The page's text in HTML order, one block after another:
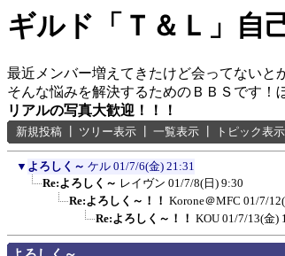
ギルド「Ｔ＆Ｌ」自
最近メンバー増えてきたけど会ってないと
そんな悩みを解決するためのＢＢＳです！
リアルの写真大歓迎！！！
新規投稿 ツリー表示 一覧表示 トピック表示
▼ よろしく～ ケル 01/7/6(金) 21:31
Re:よろしく～ レイヴン 01/7/8(日) 9:30
Re:よろしく～！！ Korone＠MFC 01/7/
Re:よろしく～！！ KOU 01/7/13(金)